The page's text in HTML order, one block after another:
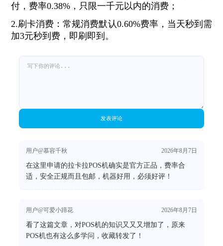
付，费率0.38%，只限一千元以内的消费；
2.刷卡消费：常规消费默认0.60%费率，当天秒到需
加3元秒到费，即刷即到。
发表评论
用户@慕容千秋 2026年8月7日
在这里申请的拉卡拉POS机确实是官方正品，费率合
适，安全正规而且包邮，机器好用，必须好评！
用户@可爱小蹄花 2026年8月7日
看了这篇文章，对POS机的知识又又又增加了，原来
POS机也有这么多学问，收藏转发了！